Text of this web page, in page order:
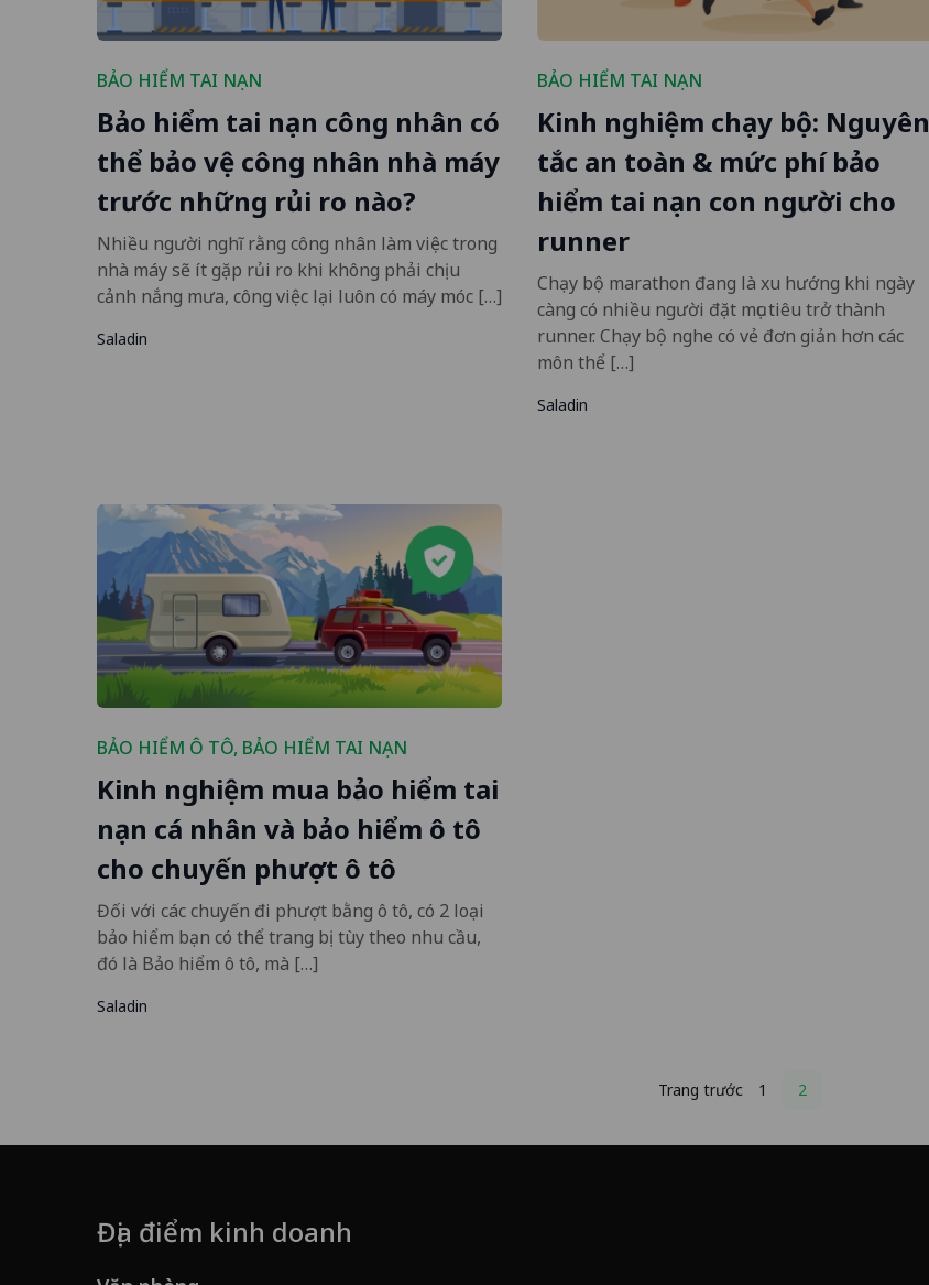
BẢO HIỂM TAI NẠN
Bảo hiểm tai nạn công nhân có
thể bảo vệ công nhân nhà máy
trước những rủi ro nào?
Nhiều người nghĩ rằng công nhân làm việc trong
nhà máy sẽ ít gặp rủi ro khi không phải chịu
cảnh nắng mưa, công việc lại luôn có máy móc […]
Saladin
BẢO HIỂM TAI NẠN
Kinh nghiệm chạy bộ: Nguyên
tắc an toàn & mức phí bảo
hiểm tai nạn con người cho
runner
Chạy bộ marathon đang là xu hướng khi ngày
càng có nhiều người đặt mục tiêu trở thành
runner. Chạy bộ nghe có vẻ đơn giản hơn các
môn thể […]
Saladin
BẢO HIỂM Ô TÔ, BẢO HIỂM TAI NẠN
Kinh nghiệm mua bảo hiểm tai
nạn cá nhân và bảo hiểm ô tô
cho chuyến phượt ô tô
Đối với các chuyến đi phượt bằng ô tô, có 2 loại
bảo hiểm bạn có thể trang bị tùy theo nhu cầu,
đó là Bảo hiểm ô tô, mà […]
Saladin
Posts
Trang trước 1 2
Địa điểm kinh doanh